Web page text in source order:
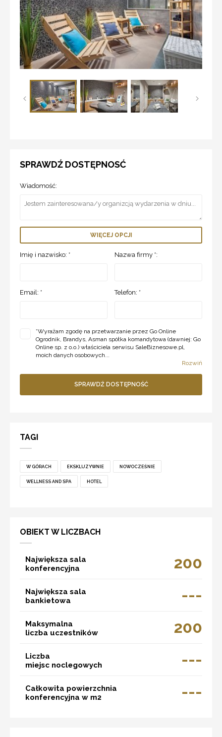
SPRAWDŹ DOSTĘPNOSĆ
Wiadomość:
WIĘCEJ OPCJI
Imię i nazwisko: * Nazwa firmy *:
Email: * Telefon: *
*Wyrażam zgodę na przetwarzanie przez Go Online
Ogrodnik, Brandys, Asman spółka komandytowa (dawniej: Go
Online sp. z o.o.) właściciela serwisu SaleBiznesowe.pl,
moich danych osobowych...
Rozwiń
SPRAWDŹ DOSTĘPNOŚĆ
TAGI
W GÓRACH EKSKLUZYWNIE NOWOCZEŚNIE
WELLNESS AND SPA HOTEL
OBIEKT W LICZBACH
Największa sala
konferencyjna
200
Największa sala
bankietowa
---
Maksymalna
liczba uczestników
200
Liczba
miejsc noclegowych
---
Całkowita powierzchnia
konferencyjna w m2
---